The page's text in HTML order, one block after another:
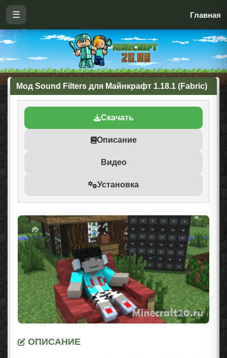
☰ Главная
Мод Sound Filters для Майнкрафт 1.18.1 (Fabric)
Скачать
Описание
Видео
Установка
ОПИСАНИЕ